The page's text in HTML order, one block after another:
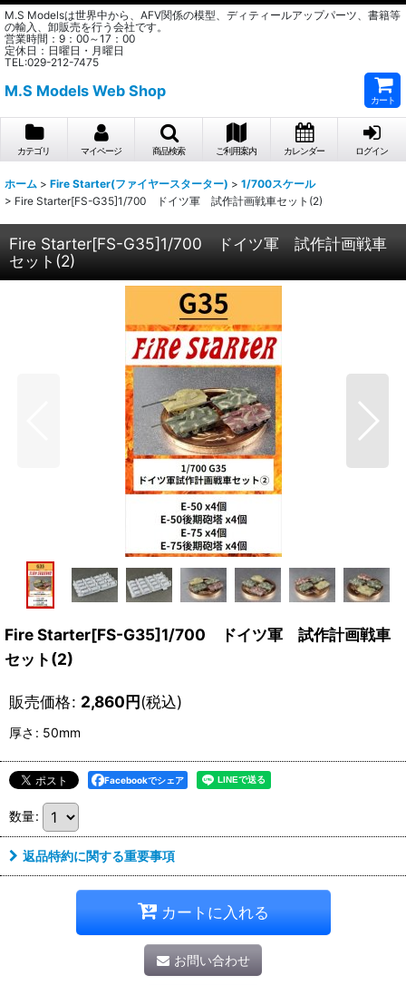
M.S Modelsは世界中から、AFV関係の模型、ディティールアップパーツ、書籍等
の輸入、卸販売を行う会社です。
営業時間：9：00～17：00
定休日：日曜日・月曜日
TEL:029-212-7475
M.S Models Web Shop
カート
カテゴリ マイページ 商品検索 ご利用案内 カレンダー ログイン
ホーム > Fire Starter(ファイヤースターター) > 1/700スケール
> Fire Starter[FS-G35]1/700 ドイツ軍 試作計画戦車セット(2)
Fire Starter[FS-G35]1/700 ドイツ軍 試作計画戦車
セット(2)
Fire Starter[FS-G35]1/700 ドイツ軍 試作計画戦車
セット(2)
販売価格: 2,860円(税込)
厚さ : 50mm
Facebookでシェア
数量:
返品特約に関する重要事項
カートに入れる
お問い合わせ